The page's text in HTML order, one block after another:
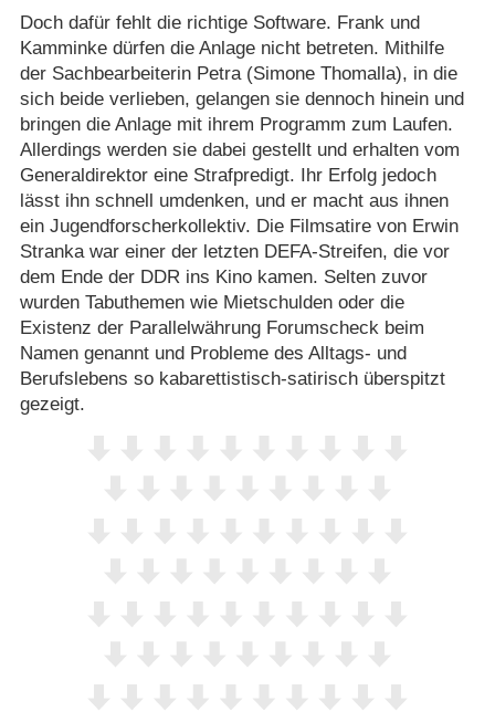
Doch dafür fehlt die richtige Software. Frank und
Kamminke dürfen die Anlage nicht betreten. Mithilfe
der Sachbearbeiterin Petra (Simone Thomalla), in die
sich beide verlieben, gelangen sie dennoch hinein und
bringen die Anlage mit ihrem Programm zum Laufen.
Allerdings werden sie dabei gestellt und erhalten vom
Generaldirektor eine Strafpredigt. Ihr Erfolg jedoch
lässt ihn schnell umdenken, und er macht aus ihnen
ein Jugendforscherkollektiv. Die Filmsatire von Erwin
Stranka war einer der letzten DEFA-Streifen, die vor
dem Ende der DDR ins Kino kamen. Selten zuvor
wurden Tabuthemen wie Mietschulden oder die
Existenz der Parallelwährung Forumscheck beim
Namen genannt und Probleme des Alltags- und
Berufslebens so kabarettistisch-satirisch überspitzt
gezeigt.